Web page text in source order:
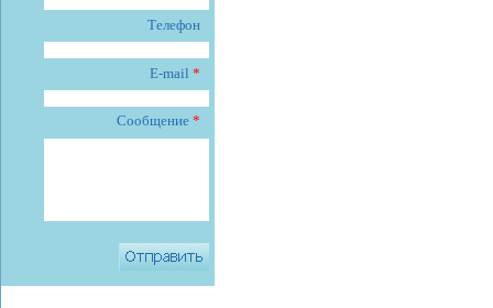
Телефон
E-mail *
Сообщение *